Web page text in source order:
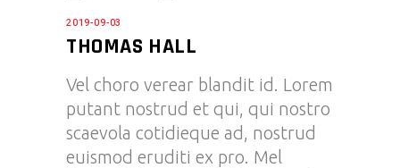
2019-09-03
THOMAS HALL
Vel choro verear blandit id. Lorem
putant nostrud et qui, qui nostro
scaevola cotidieque ad, nostrud
euismod eruditi ex pro. Mel